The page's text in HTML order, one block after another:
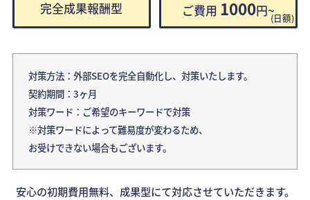
完全成果報酬型 ご費用 1000円~(日額)
対策方法：外部SEOを完全自動化し、対策いたします。
契約期間：3ヶ月
対策ワード：ご希望のキーワードで対策
※対策ワードによって難易度が変わるため、
お受けできない場合もございます。
安心の初期費用無料、成果型にて対応させていただきます。